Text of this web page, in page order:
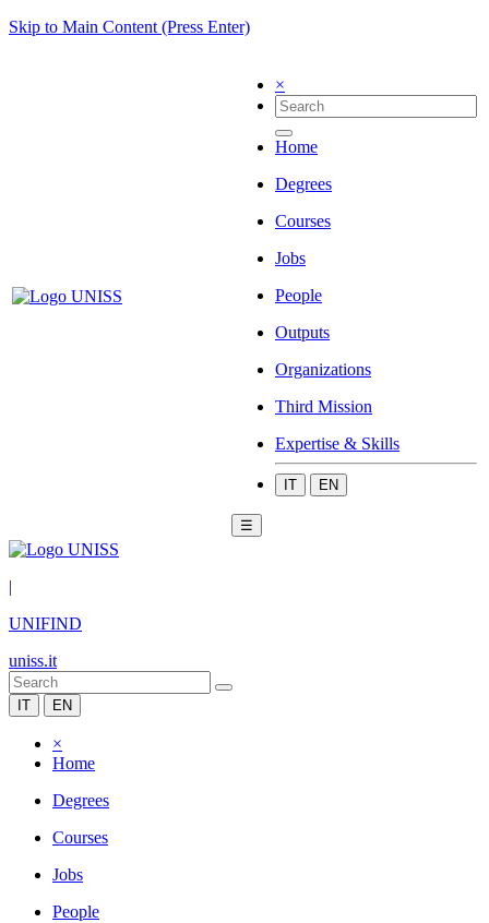
Skip to Main Content (Press Enter)
×
Home
Degrees
Courses
Jobs
People
Outputs
Organizations
Third Mission
Expertise & Skills
IT EN
☰
|
UNIFIND
uniss.it
IT EN
×
Home
Degrees
Courses
Jobs
People